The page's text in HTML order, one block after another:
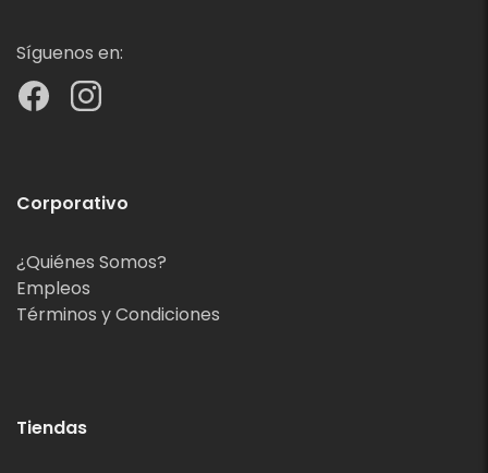
Síguenos en:
Corporativo
¿Quiénes Somos?
Empleos
Términos y Condiciones
Tiendas